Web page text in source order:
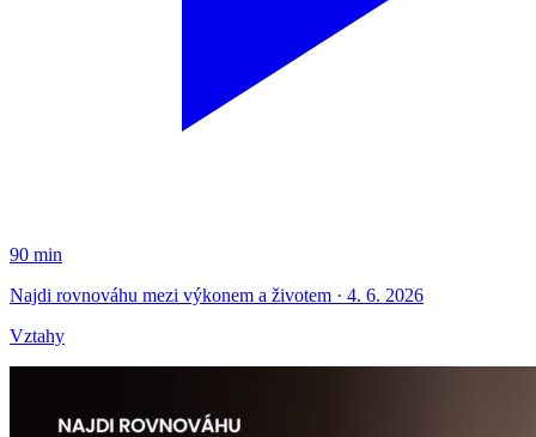
90 min
Najdi rovnováhu mezi výkonem a životem · 4. 6. 2026
Vztahy